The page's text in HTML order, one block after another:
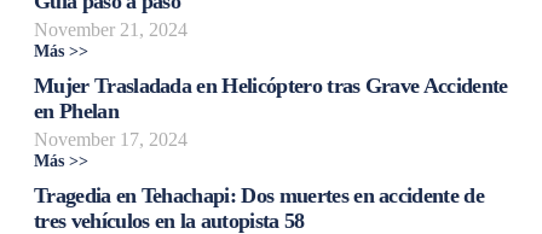
November 21, 2024
Más >>
Mujer Trasladada en Helicóptero tras Grave Accidente
en Phelan
November 17, 2024
Más >>
Tragedia en Tehachapi: Dos muertes en accidente de
tres vehículos en la autopista 58